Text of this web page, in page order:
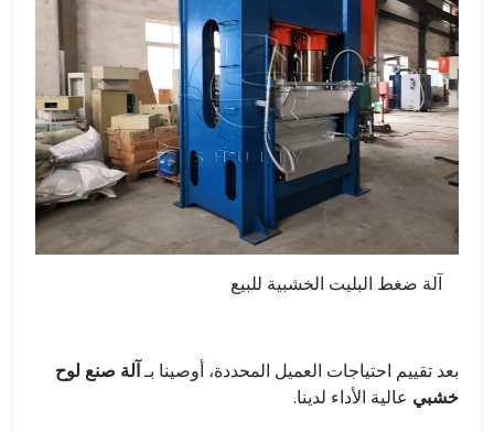
آلة ضغط البليت الخشبية للبيع
بعد تقييم احتياجات العميل المحددة، أوصينا بـآلة صنع لوح
خشبي عالية الأداء لدينا.